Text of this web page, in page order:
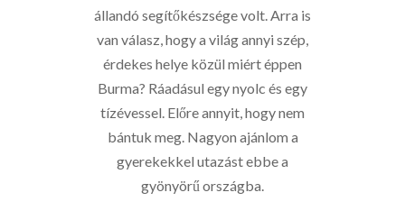
állandó segítőkészsége volt. Arra is
van válasz, hogy a világ annyi szép,
érdekes helye közül miért éppen
Burma? Ráadásul egy nyolc és egy
tízévessel. Előre annyit, hogy nem
bántuk meg. Nagyon ajánlom a
gyerekekkel utazást ebbe a
gyönyörű országba.